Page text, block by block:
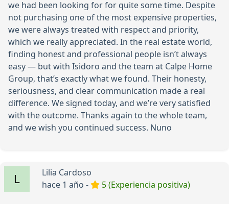
we had been looking for for quite some time. Despite
not purchasing one of the most expensive properties,
we were always treated with respect and priority,
which we really appreciated. In the real estate world,
finding honest and professional people isn’t always
easy — but with Isidoro and the team at Calpe Home
Group, that’s exactly what we found. Their honesty,
seriousness, and clear communication made a real
difference. We signed today, and we’re very satisfied
with the outcome. Thanks again to the whole team,
and we wish you continued success. Nuno
Lilia Cardoso
hace 1 año -
5 (Experiencia positiva)